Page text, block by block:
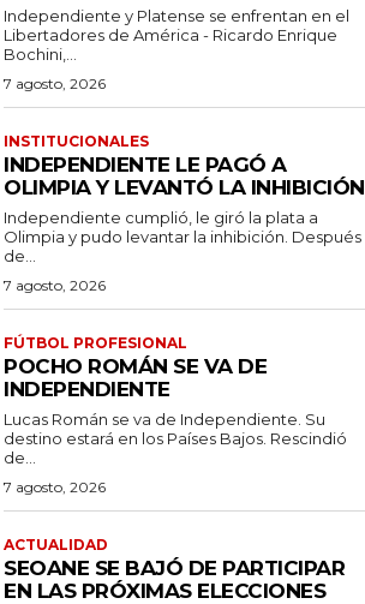
Independiente y Platense se enfrentan en el
Libertadores de América - Ricardo Enrique
Bochini,...
7 agosto, 2026
INSTITUCIONALES
INDEPENDIENTE LE PAGÓ A
OLIMPIA Y LEVANTÓ LA INHIBICIÓN
Independiente cumplió, le giró la plata a
Olimpia y pudo levantar la inhibición. Después
de...
7 agosto, 2026
FÚTBOL PROFESIONAL
POCHO ROMÁN SE VA DE
INDEPENDIENTE
Lucas Román se va de Independiente. Su
destino estará en los Países Bajos. Rescindió
de...
7 agosto, 2026
ACTUALIDAD
SEOANE SE BAJÓ DE PARTICIPAR
EN LAS PRÓXIMAS ELECCIONES